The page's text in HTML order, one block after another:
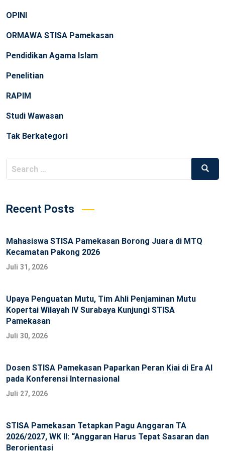
OPINI
ORMAWA STISA Pamekasan
Pendidikan Agama Islam
Penelitian
RAPIM
Studi Wawasan
Tak Berkategori
Search
for:
Recent Posts
Mahasiswa STISA Pamekasan Borong Juara di MTQ
Kecamatan Pakong 2026
Juli 31, 2026
Upaya Penguatan Mutu, Tim Ahli Penjaminan Mutu
Kopertai Wilayah IV Surabaya Kunjungi STISA
Pamekasan
Juli 30, 2026
Dosen STISA Pamekasan Paparkan Peran Kiai di Era AI
pada Konferensi Internasional
Juli 27, 2026
STISA Pamekasan Tetapkan Pagu Anggaran TA
2026/2027, WK II: “Anggaran Harus Tepat Sasaran dan
Berorientasi